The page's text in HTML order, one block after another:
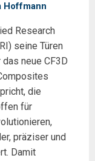
Hoffmann
Research
seine Türen
neue CF3D
die
für
präziser und
Damit